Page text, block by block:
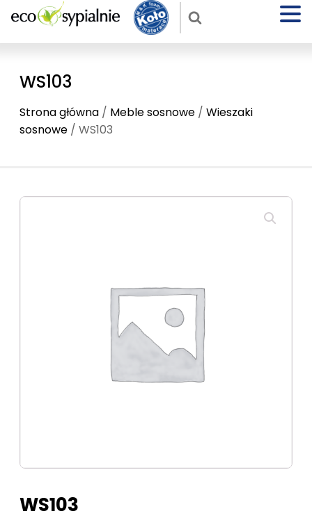
WS103
Strona główna / Meble sosnowe / Wieszaki
sosnowe / WS103
WS103